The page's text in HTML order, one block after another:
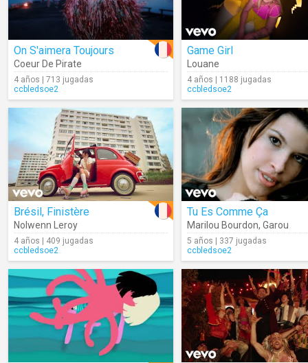
On S'aimera Toujours
Coeur De Pirate
4 años | 713 jugadas
ccbledsoe2
Game Girl
Louane
4 años | 1188 jugadas
ccbledsoe2
Brésil, Finistère
Nolwenn Leroy
4 años | 409 jugadas
ccbledsoe2
Tu Es Comme Ça
Marilou Bourdon, Garou
5 años | 337 jugadas
ccbledsoe2